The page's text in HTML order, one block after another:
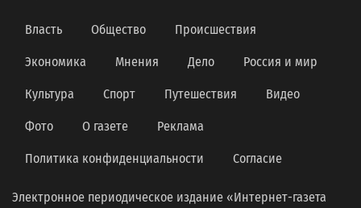
Власть Общество Происшествия
Экономика Мнения Дело Россия и мир
Культура Спорт Путешествия Видео
Фото О газете Реклама
Политика конфиденциальности Согласие
Электронное периодическое издание «Интернет-газета